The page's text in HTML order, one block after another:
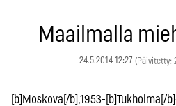
Maailmalla
24.5.2014 12:27 (Päivitetty:
[b]Moskova[/b],1953-[b]Tukholma[/